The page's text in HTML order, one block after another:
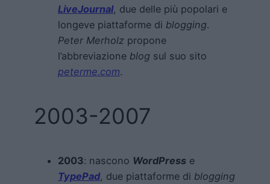
LiveJournal, due delle più popolari e
longeve piattaforme di blogging.
Peter Merholz propone
l’abbreviazione blog sul suo sito
peterme.com.
2003-2007
2003: nascono WordPress e
TypePad, due piattaforme di blogging